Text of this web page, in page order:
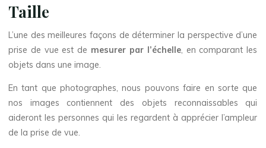
Taille
L’une des meilleures façons de déterminer la perspective d’une
prise de vue est de mesurer par l’échelle , en comparant les
objets dans une image.
En tant que photographes, nous pouvons faire en sorte que
nos images contiennent des objets reconnaissables qui
aideront les personnes qui les regardent à apprécier l’ampleur
de la prise de vue.